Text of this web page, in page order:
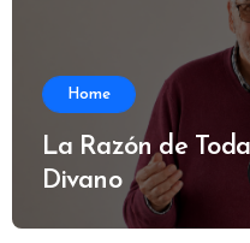
Home
La Razón de
Divano